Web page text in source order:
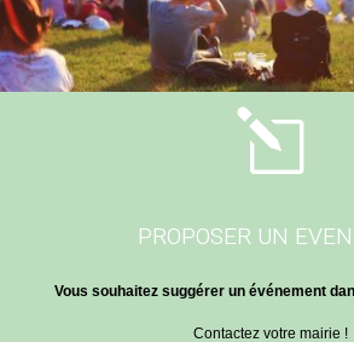
l
PROPOSER UN
Vous souhaitez suggérer un événement
Contactez votre mairie !